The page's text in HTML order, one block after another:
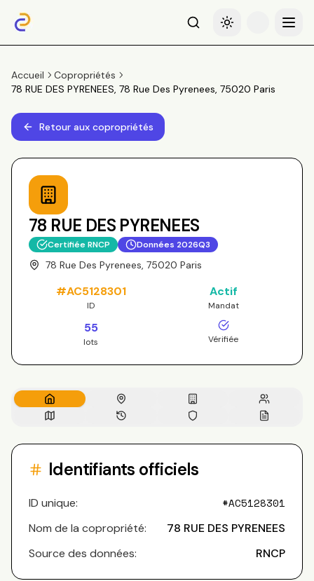
RechercheBasculer le thème
Menu
Accueil
Copropriétés
78 RUE DES PYRENEES, 78 Rue Des Pyrenees, 75020 Paris
Retour aux copropriétés
78 RUE DES PYRENEES
Certifiée RNCP Données 2026Q3
78 Rue Des Pyrenees, 75020 Paris
#AC5128301
ID
Actif
Mandat
55
lots Vérifiée
Identifiants officiels
ID unique: #AC5128301
Nom de la copropriété:
78 RUE DES PYRENEES
Source des données:
RNCP